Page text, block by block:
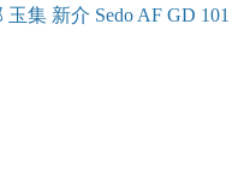
玉集 新介 Sedo AF GD 101